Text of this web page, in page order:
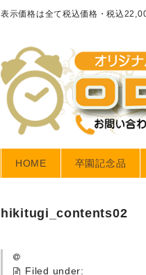
表示価格は全て税込価格・税込
HOME 卒園記念品
hikitugi_contents02
Filed under: